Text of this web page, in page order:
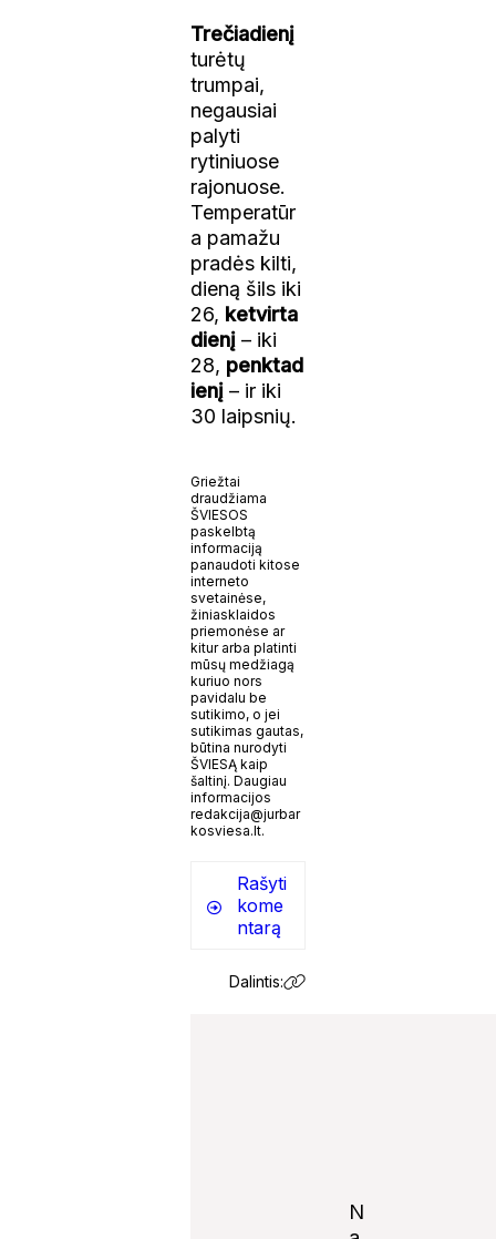
Trečiadienį
turėtų
trumpai,
negausiai
palyti
rytiniuose
rajonuose.
Temperatūr
a pamažu
pradės kilti,
dieną šils iki
26, ketvirta
dienį– iki
28, penktad
ienį– ir iki
30 laipsnių.
Griežtai
draudžiama
ŠVIESOS
paskelbtą
informaciją
panaudoti kitose
interneto
svetainėse,
žiniasklaidos
priemonėse ar
kitur arba platinti
mūsų medžiagą
kuriuo nors
pavidalu be
sutikimo, o jei
sutikimas gautas,
būtina nurodyti
ŠVIESĄ kaip
šaltinį. Daugiau
informacijos
redakcija@jurbar
kosviesa.lt.
Rašyti
kome
ntarą
Dalintis:
N